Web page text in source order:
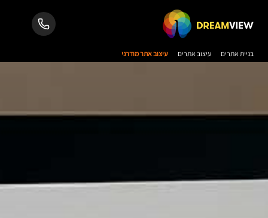
בניית אתרים עיצוב אתרים עיצוב אתר מודרני